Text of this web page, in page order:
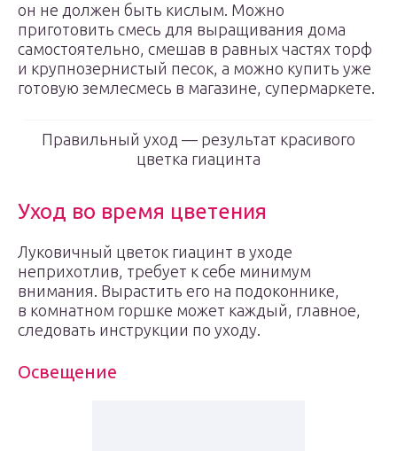
он не должен быть кислым. Можно
приготовить смесь для выращивания дома
самостоятельно, смешав в равных частях торф
и крупнозернистый песок, а можно купить уже
готовую землесмесь в магазине, супермаркете.
Правильный уход — результат красивого
цветка гиацинта
Уход во время цветения
Луковичный цветок гиацинт в уходе
неприхотлив, требует к себе минимум
внимания. Вырастить его на подоконнике,
в комнатном горшке может каждый, главное,
следовать инструкции по уходу.
Освещение